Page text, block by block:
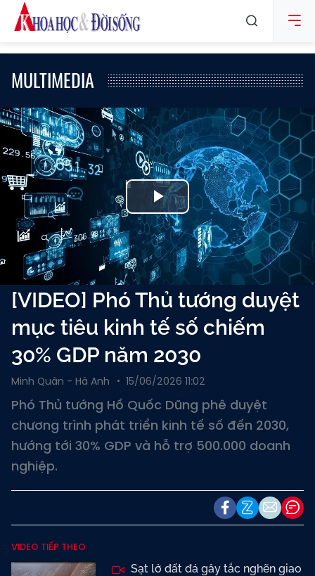
MULTIMEDIA
Play
Video
[VIDEO] Phó Thủ tướng duyệt
mục tiêu kinh tế số chiếm
30% GDP năm 2030
Minh Quân - Hà Anh 15/06/2026 11:02
Phó Thủ tướng Hồ Quốc Dũng phê duyệt
chương trình phát triển kinh tế số đến 2030,
hướng tới 30% GDP và hỗ trợ 500.000 doanh
nghiệp.
VIDEO TIẾP THEO
Sạt lở đất đá gây tắc nghẽn giao